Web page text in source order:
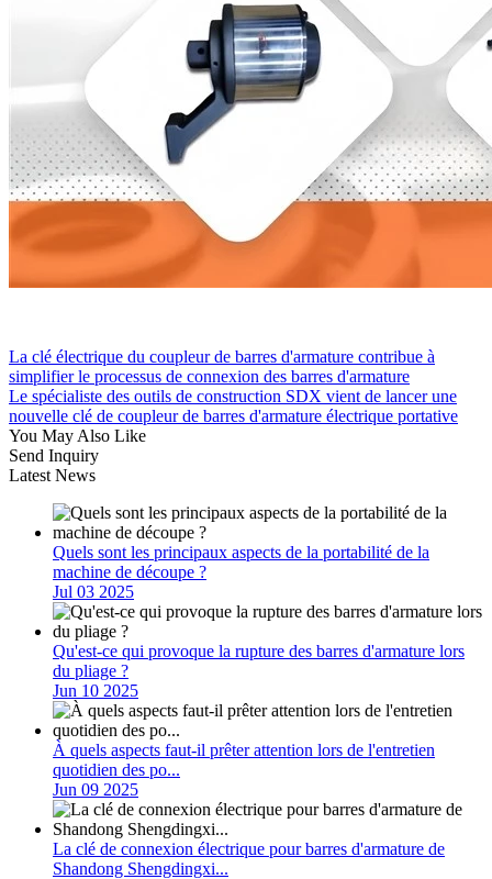
La clé électrique du coupleur de barres d'armature contribue à
simplifier le processus de connexion des barres d'armature
Le spécialiste des outils de construction SDX vient de lancer une
nouvelle clé de coupleur de barres d'armature électrique portative
You May Also Like
Send Inquiry
Latest News
Quels sont les principaux aspects de la portabilité de la
machine de découpe ?
Jul 03 2025
Qu'est-ce qui provoque la rupture des barres d'armature lors
du pliage ?
Jun 10 2025
À quels aspects faut-il prêter attention lors de l'entretien
quotidien des po...
Jun 09 2025
La clé de connexion électrique pour barres d'armature de
Shandong Shengdingxi...